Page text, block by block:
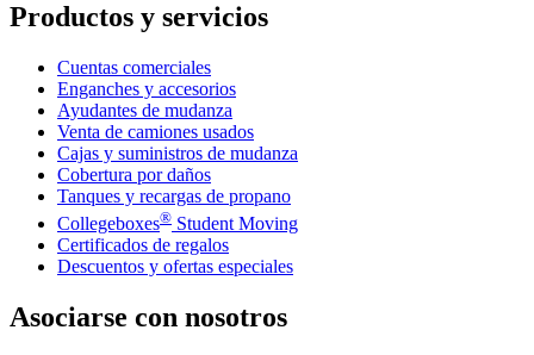
Productos y servicios
Cuentas comerciales
Enganches y accesorios
Ayudantes de mudanza
Venta de camiones usados
Cajas y suministros de mudanza
Cobertura por daños
Tanques y recargas de propano
Collegeboxes® Student Moving
Certificados de regalos
Descuentos y ofertas especiales
Asociarse con nosotros